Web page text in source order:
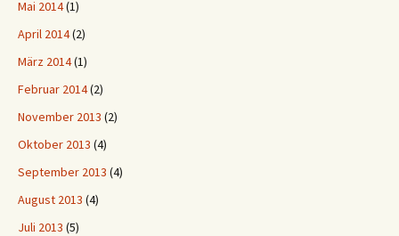
Mai 2014(1)
April 2014(2)
März 2014(1)
Februar 2014(2)
November 2013 (2)
Oktober 2013 (4)
September 2013 (4)
August 2013 (4)
Juli 2013 (5)